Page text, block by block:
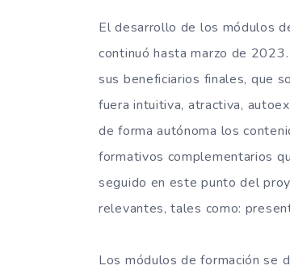
El desarrollo de los módulos
continuó hasta marzo de
sus beneficiarios finales, que
fuera intuitiva, atractiva,
de forma autónoma los
formativos complementarios
seguido en este punto del
relevantes, tales como:
Los módulos de formación se